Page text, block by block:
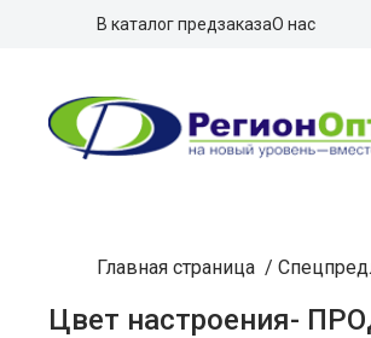
В каталог предзаказаО нас
Главная страница /
Цвет настроения-